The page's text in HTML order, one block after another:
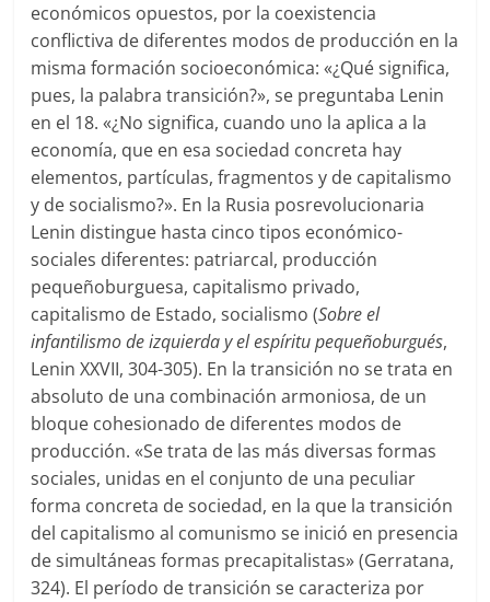
económicos opuestos, por la coexistencia
conflictiva de diferentes modos de producción en la
misma formación socioeconómica: «¿Qué significa,
pues, la palabra transición?», se preguntaba Lenin
en el 18. «¿No significa, cuando uno la aplica a la
economía, que en esa sociedad concreta hay
elementos, partículas, fragmentos y de capitalismo
y de socialismo?». En la Rusia posrevolucionaria
Lenin distingue hasta cinco tipos económico-
sociales diferentes: patriarcal, producción
pequeñoburguesa, capitalismo privado,
capitalismo de Estado, socialismo (Sobre el
infantilismo de izquierda y el espíritu pequeñoburgués,
Lenin XXVII, 304-305). En la transición no se trata en
absoluto de una combinación armoniosa, de un
bloque cohesionado de diferentes modos de
producción. «Se trata de las más diversas formas
sociales, unidas en el conjunto de una peculiar
forma concreta de sociedad, en la que la transición
del capitalismo al comunismo se inició en presencia
de simultáneas formas precapitalistas» (Gerratana,
324). El período de transición se caracteriza por